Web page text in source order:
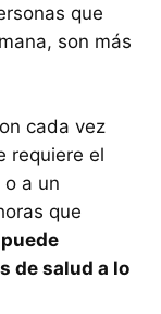
que
son más
cada vez
requiere el
a un
que
puede
de salud a lo